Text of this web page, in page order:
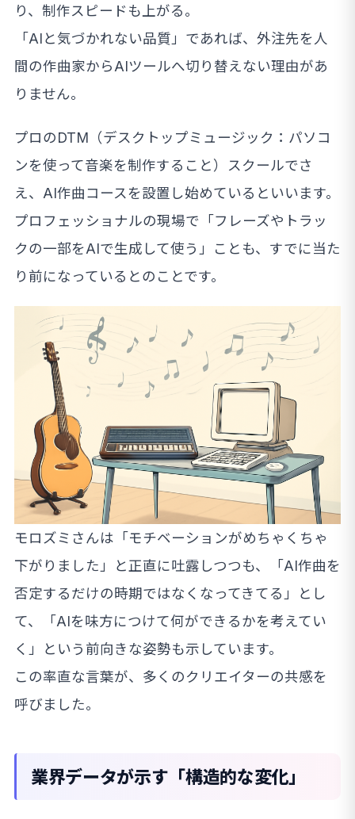
り、制作スピードも上がる。
「AIと気づかれない品質」であれば、外注先を人
間の作曲家からAIツールへ切り替えない理由があ
りません。
プロのDTM（デスクトップミュージック：パソコ
ンを使って音楽を制作すること）スクールでさ
え、AI作曲コースを設置し始めているといいます。
プロフェッショナルの現場で「フレーズやトラッ
クの一部をAIで生成して使う」ことも、すでに当た
り前になっているとのことです。
モロズミさんは「モチベーションがめちゃくちゃ
下がりました」と正直に吐露しつつも、「AI作曲を
否定するだけの時期ではなくなってきてる」とし
て、「AIを味方につけて何ができるかを考えてい
く」という前向きな姿勢も示しています。
この率直な言葉が、多くのクリエイターの共感を
呼びました。
業界データが示す「構造的な変化」